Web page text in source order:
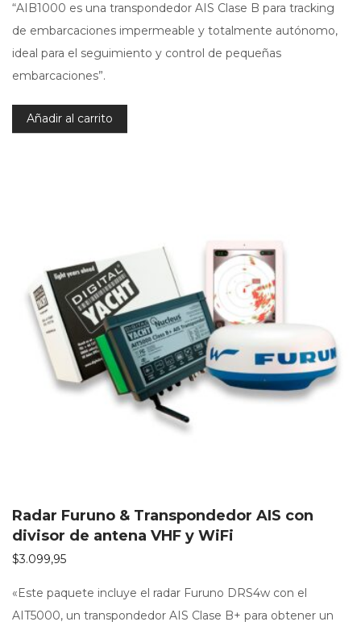
“AIB1000 es una transpondedor AIS Clase B para tracking
de embarcaciones impermeable y totalmente autónomo,
ideal para el seguimiento y control de pequeñas
embarcaciones”.
Añadir al carrito
Radar Furuno & Transpondedor AIS con
divisor de antena VHF y WiFi
$3.099,95
«Este paquete incluye el radar Furuno DRS4w con el
AIT5000, un transpondedor AIS Clase B+ para obtener un